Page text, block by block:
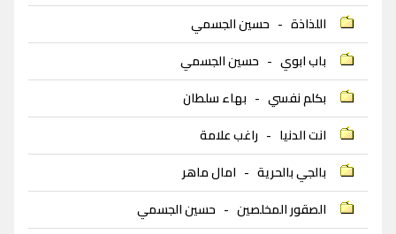
اللذاذة - حسين الجسمي
باب ابوي - حسين الجسمي
بكلم نفسي - بهاء سلطان
انت الدنيا - راغب علامة
بالجي بالحرية - امال ماهر
الصقور المخلصين - حسين الجسمي